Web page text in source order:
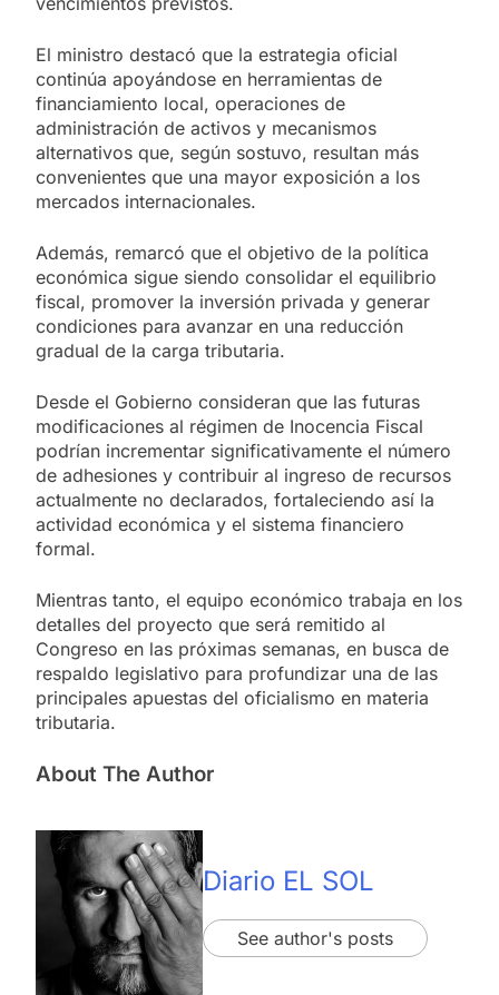
El ministro destacó que la estrategia oficial
continúa apoyándose en herramientas de
financiamiento local, operaciones de
administración de activos y mecanismos
alternativos que, según sostuvo, resultan más
convenientes que una mayor exposición a los
mercados internacionales.
Además, remarcó que el objetivo de la política
económica sigue siendo consolidar el equilibrio
fiscal, promover la inversión privada y generar
condiciones para avanzar en una reducción
gradual de la carga tributaria.
Desde el Gobierno consideran que las futuras
modificaciones al régimen de Inocencia Fiscal
podrían incrementar significativamente el número
de adhesiones y contribuir al ingreso de recursos
actualmente no declarados, fortaleciendo así la
actividad económica y el sistema financiero
formal.
Mientras tanto, el equipo económico trabaja en los
detalles del proyecto que será remitido al
Congreso en las próximas semanas, en busca de
respaldo legislativo para profundizar una de las
principales apuestas del oficialismo en materia
tributaria.
About The Author
Diario EL SOL
See author's posts